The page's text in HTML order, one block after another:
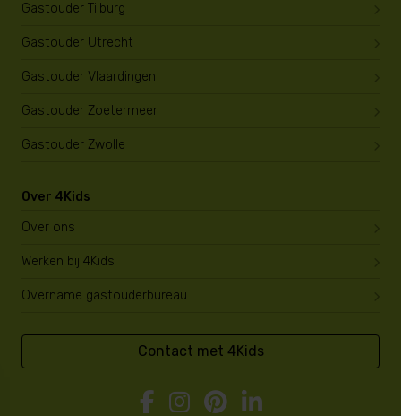
Gastouder Tilburg
Gastouder Utrecht
Gastouder Vlaardingen
Gastouder Zoetermeer
Gastouder Zwolle
Over 4Kids
Over ons
Werken bij 4Kids
Overname gastouderbureau
Contact met 4Kids